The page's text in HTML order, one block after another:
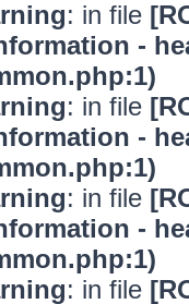
: in file
-
: in file
-
: in file
-
: in file